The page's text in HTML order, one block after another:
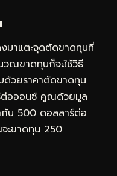
มาแตะจุดตัดขาดทุนที่
ณขาดทุนก็จะใช้วิธี
ด้วยราคาตัดขาดทุน
ต่อออนซ์ คูณด้วยมูล
กับ 500 ดอลลาร์ต่อ
ขาดทุน 250